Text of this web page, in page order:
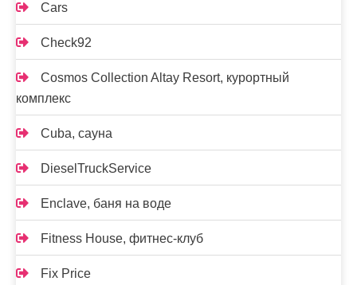
Cars
Check92
Cosmos Collection Altay Resort, курортный
комплекс
Cuba, сауна
DieselTruckService
Enclave, баня на воде
Fitness House, фитнес-клуб
Fix Price